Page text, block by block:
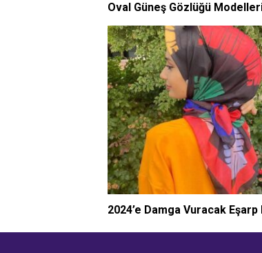
Oval Güneş Gözlüğü
2024’e Damga Vuracak